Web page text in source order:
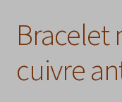
Bracelet
cuivre